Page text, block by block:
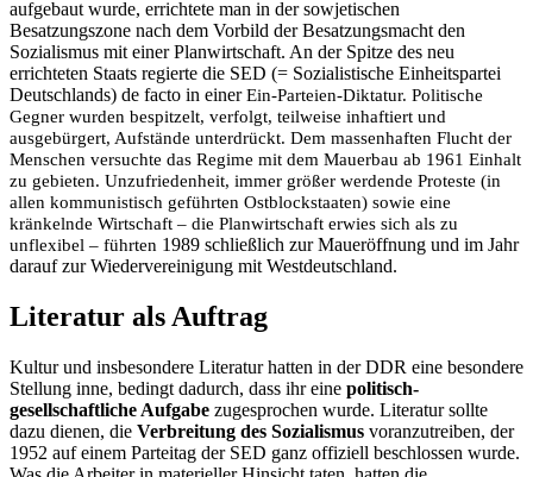
aufgebaut wurde, errichtete man in der sowjetischen
Besatzungszone nach dem Vorbild der Besatzungsmacht den
Sozialismus mit einer Planwirtschaft. An der Spitze des neu
errichteten Staats regierte die SED (= Sozialistische Einheitspartei
Deutschlands) de facto in einerEin-Parteien-Diktatur. Politische
Gegner wurden bespitzelt, verfolgt, teilweise inhaftiert und
ausgebürgert, Aufstände unterdrückt. Dem massenhaften Flucht der
Menschen versuchte das Regime mit dem Mauerbau ab 1961 Einhalt
zu gebieten. Unzufriedenheit, immer größer werdende Proteste (in
allen kommunistisch geführten Ostblockstaaten) sowie eine
kränkelnde Wirtschaft – die Planwirtschaft erwies sich als zu
unflexibel – führten 1989 schließlich zur Maueröffnung und im Jahr
darauf zur Wiedervereinigung mit Westdeutschland.
Literatur als Auftrag
Kultur und insbesondere Literatur hatten in der DDR eine besondere
Stellung inne, bedingt dadurch, dass ihr eine politisch-
gesellschaftliche Aufgabe zugesprochen wurde. Literatur sollte
dazu dienen, die Verbreitung des Sozialismus voranzutreiben, der
1952 auf einem Parteitag der SED ganz offiziell beschlossen wurde.